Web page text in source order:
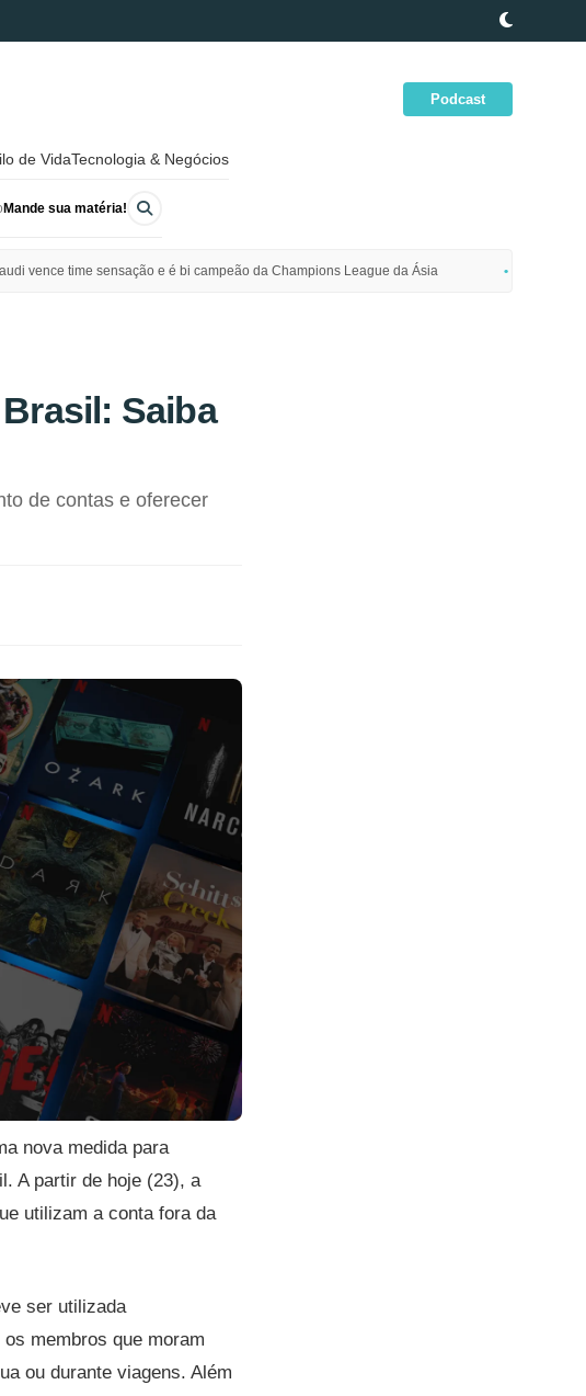
Podcast
de VidaTecnologia & Negócios
Mande sua matéria!
vence time sensação e é bi campeão da Champions League da Ásia
Saiba
de contas e oferecer
nova medida para
A partir de hoje (23), a
utilizam a conta fora da
ser utilizada
membros que moram
ou durante viagens. Além